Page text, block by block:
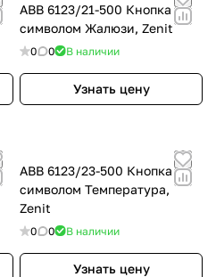
ABB 6123/21-500 Кнопка с
символом Жалюзи, Zenit
0 0 В наличии
Узнать цену
ABB 6123/23-500 Кнопка с
символом Температура,
Zenit
0 0 В наличии
Узнать цену